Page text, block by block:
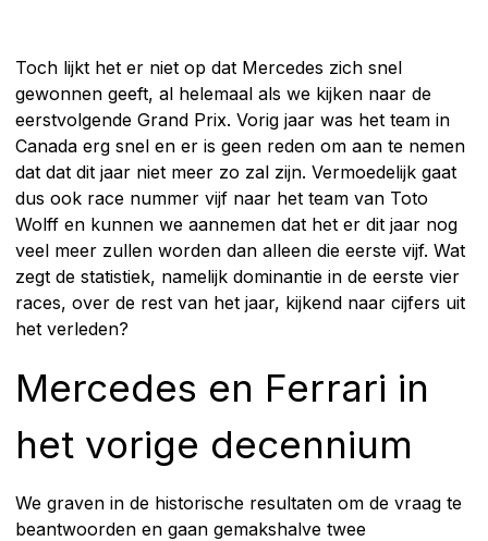
Toch lijkt het er niet op dat Mercedes zich snel
gewonnen geeft, al helemaal als we kijken naar de
eerstvolgende Grand Prix. Vorig jaar was het team in
Canada erg snel en er is geen reden om aan te nemen
dat dat dit jaar niet meer zo zal zijn. Vermoedelijk gaat
dus ook race nummer vijf naar het team van Toto
Wolff en kunnen we aannemen dat het er dit jaar nog
veel meer zullen worden dan alleen die eerste vijf. Wat
zegt de statistiek, namelijk dominantie in de eerste vier
races, over de rest van het jaar, kijkend naar cijfers uit
het verleden?
Mercedes en Ferrari in
het vorige decennium
We graven in de historische resultaten om de vraag te
beantwoorden en gaan gemakshalve twee